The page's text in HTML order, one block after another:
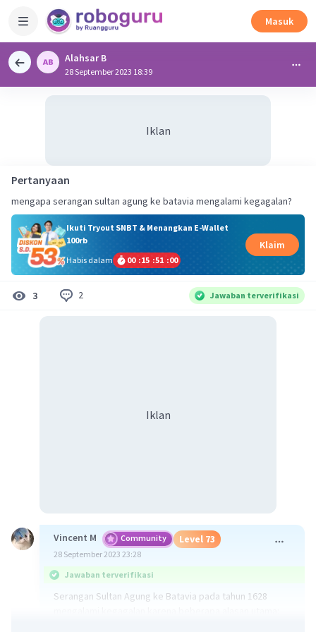
Masuk
Alahsar B
28 September 2023 18:39
Iklan
Pertanyaan
mengapa serangan sultan agung ke batavia mengalami kegagalan?
Ikuti Tryout SNBT & Menangkan E-Wallet
100rb
Habis dalam
00 :15 :51 :00
Klaim
3 2 Jawaban terverifikasi
Iklan
Vincent M Community Level 73
28 September 2023 23:28
Jawaban terverifikasi
Serangan Sultan Agung ke Batavia pada tahun 1628